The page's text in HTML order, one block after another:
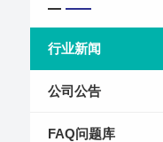
行业新闻
公司公告
FAQ问题库